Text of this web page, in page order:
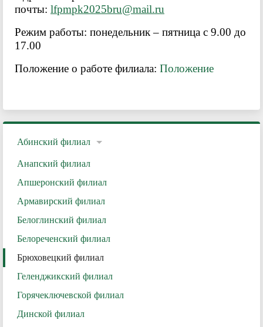
почты: lfpmpk2025bru@mail.ru
Режим работы: понедельник – пятница с 9.00 до
17.00
Положение о работе филиала: Положение
Абинский филиал
Анапский филиал
Апшеронский филиал
Армавирский филиал
Белоглинский филиал
Белореченский филиал
Брюховецкий филиал
Геленджикский филиал
Горячеключевской филиал
Динской филиал